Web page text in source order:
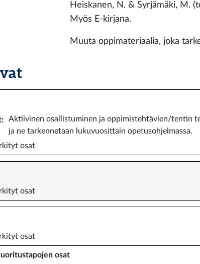
Heiskanen, N. & Syrjämäki, M.
Myös E-kirjana.
Muuta oppimateriaalia, joka
:
Aktiivinen osallistuminen ja oppimistehtävien/tentin
ja ne tarkennetaan lukuvuosittain opetusohjelmassa.
osat
osat
osat
osat